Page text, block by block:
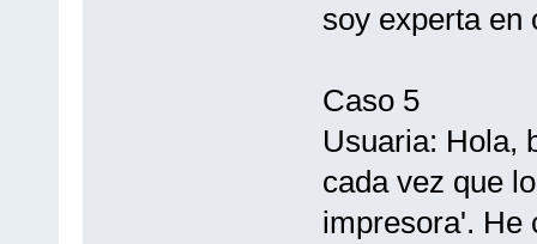
soy experta en
Caso 5
Usuaria: Hola,
cada vez que
impresora'. He